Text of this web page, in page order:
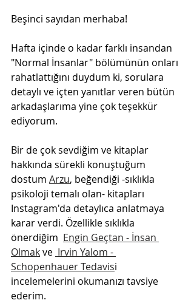
Beşinci sayıdan merhaba!
Hafta içinde o kadar farklı insandan
"Normal İnsanlar" bölümünün onları
rahatlattığını duydum ki, sorulara
detaylı ve içten yanıtlar veren bütün
arkadaşlarıma yine çok teşekkür
ediyorum.
Bir de çok sevdiğim ve kitaplar
hakkında sürekli konuştuğum
dostum Arzu, beğendiği -sıklıkla
psikoloji temalı olan- kitapları
Instagram'da detaylıca anlatmaya
karar verdi. Özellikle sıklıkla
önerdiğim Engin Geçtan - İnsan
Olmak ve Irvin Yalom -
Schopenhauer Tedavisi
incelemelerini okumanızı tavsiye
ederim.